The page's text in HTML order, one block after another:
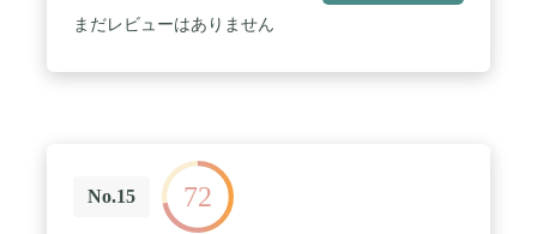
まだレビューはありません
No.15 72